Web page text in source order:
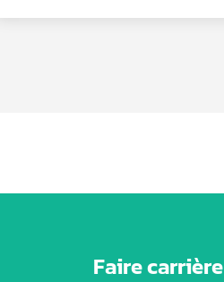
Faire carrière